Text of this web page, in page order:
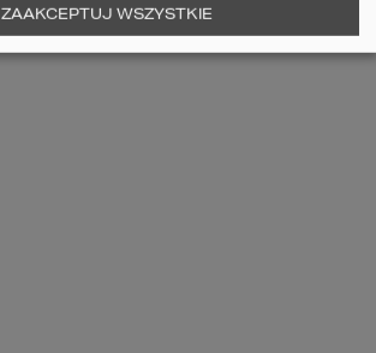
ZAAKCEPTUJ WSZYSTKIE